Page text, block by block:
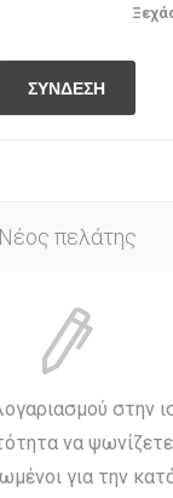
Νέος πελάτης
στην
να
για την